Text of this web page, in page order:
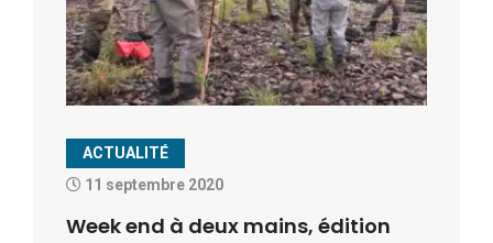
ACTUALITÉ
11 septembre 2020
Week end à deux mains, édition